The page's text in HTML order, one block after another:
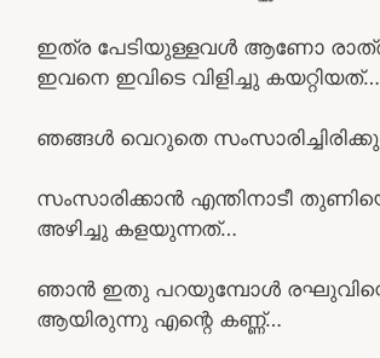
ഇത്ര പേടിയുള്ളവൾ ആണോ
ഇവനെ ഇവിടെ വിളിച്ചു കയറ്റിയത്…
ഞങ്ങൾ വെറുതെ
സംസാരിക്കാൻ എന്തിനാടീ
അഴിച്ചു കളയുന്നത്…
ഞാൻ ഇതു പറയുമ്പോൾ
ആയിരുന്നു എന്റെ കണ്ണ്…